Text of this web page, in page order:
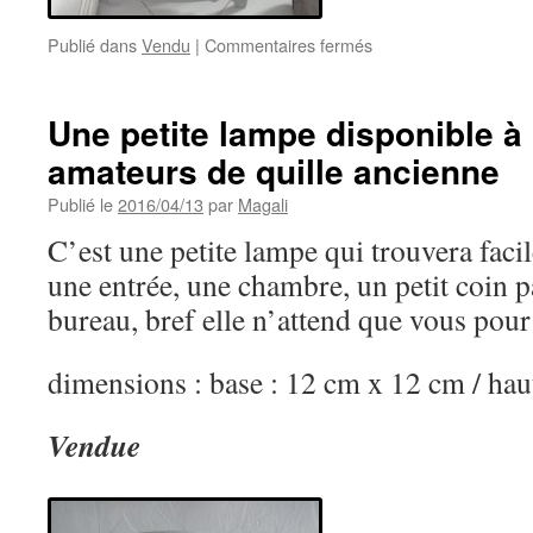
Publié dansVendu | Commentaires ferméssur
ancienne
détournée
en
Une petite lampe disponible
amateurs de quille ancienne
Publié le2016/04/13 par Magali
C’est une petite lampe qui trouvera
une entrée, une chambre, un petit coin
bureau, bref elle n’attend que vous
dimensions : base : 12 cm x 12 cm /
Vendue